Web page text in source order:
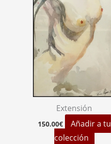
Extensión
150.00€
Añadir a tu
colección